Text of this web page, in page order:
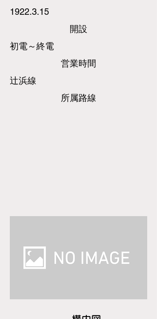
1922.3.15
​開設
初電～終電
営業時間
辻浜線
所属路線